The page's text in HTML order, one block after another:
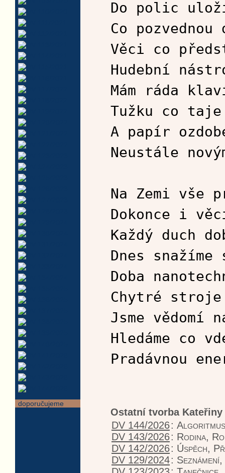
doporučujeme
Do polic
Co
Věci co
Hudební
Mám ráda
Tužku co taje
A papír
Neustále
Na Zemi vše
Dokonce i
Každý duch
Dnes
Doba
Chytré stroje
Jsme vědomí
Hledáme co
Pradávnou
Ostatní tvorba
DV 144/2026:
DV 143/2026: Rodina,
DV 142/2026: Úspěch,
DV 129/2024: